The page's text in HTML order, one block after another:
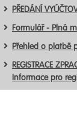
PŘEDÁNÍ
Formulář - Plná
Přehled o platbě
REGISTRACE
Informace pro